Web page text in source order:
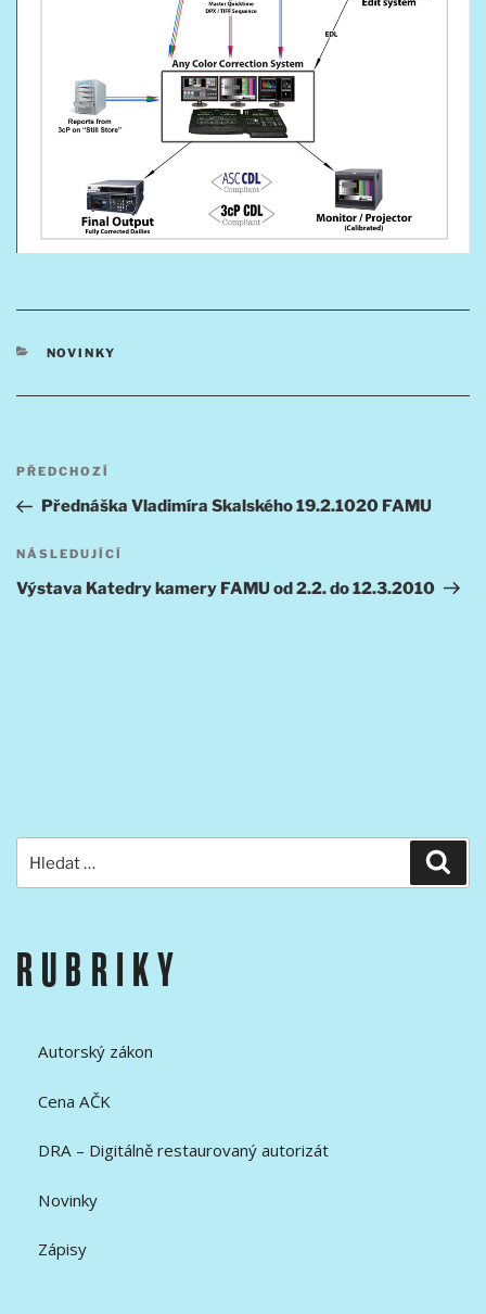
RUBRIKY
NOVINKY
příspěvek
Předchozí
příspěvek
PŘEDCHOZÍ
Přednáška Vladimíra Skalského 19.2.1020 FAMU
Následující
příspěvek
NÁSLEDUJÍCÍ
Výstava Katedry kamery FAMU od 2.2. do 12.3.2010
RUBRIKY
Autorský zákon
Cena AČK
DRA – Digitálně restaurovaný autorizát
Novinky
Zápisy